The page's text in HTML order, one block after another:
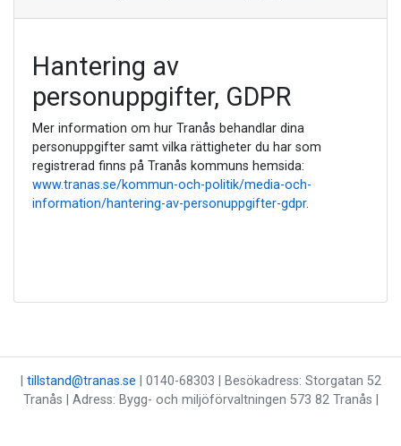
Hantering av
personuppgifter, GDPR
Mer information om hur Tranås behandlar dina
personuppgifter samt vilka rättigheter du har som
registrerad finns på Tranås kommuns hemsida:
www.tranas.se/kommun-och-politik/media-och-
information/hantering-av-personuppgifter-gdpr.
tillstand@tranas.se | 0140-68303 | Besökadress: Storgatan 52
Tranås | Adress: Bygg- och miljöförvaltningen 573 82 Tranås |